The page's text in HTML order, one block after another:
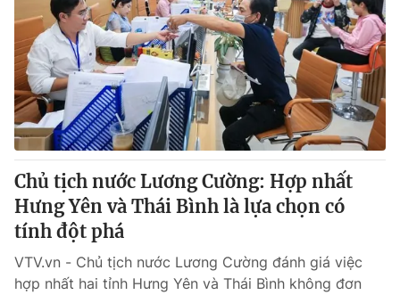
Chủ tịch nước Lương Cường: Hợp nhất
Hưng Yên và Thái Bình là lựa chọn có
tính đột phá
VTV.vn - Chủ tịch nước Lương Cường đánh giá việc
hợp nhất hai tỉnh Hưng Yên và Thái Bình không đơn